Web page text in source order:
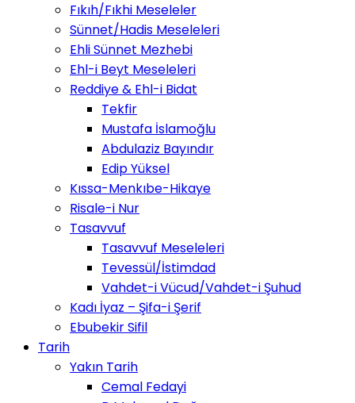
Fıkıh/Fıkhi Meseleler
Sünnet/Hadis Meseleleri
Ehli Sünnet Mezhebi
Ehl-i Beyt Meseleleri
Reddiye & Ehl-i Bidat
Tekfir
Mustafa İslamoğlu
Abdulaziz Bayındır
Edip Yüksel
Kıssa-Menkıbe-Hikaye
Risale-i Nur
Tasavvuf
Tasavvuf Meseleleri
Tevessül/İstimdad
Vahdet-i Vücud/Vahdet-i Şuhud
Kadı İyaz – Şifa-i Şerif
Ebubekir Sifil
Tarih
Yakın Tarih
Cemal Fedayi